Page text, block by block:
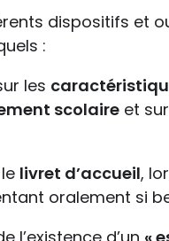
dispositifs et
:
les
scolaire et
livret d’accueil,
oralement si